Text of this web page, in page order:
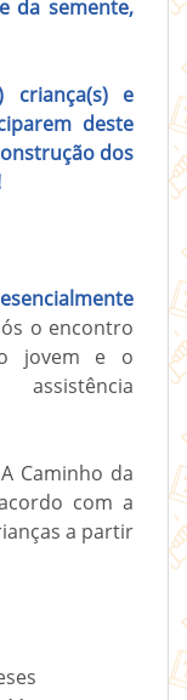
da semente,
criança(s) e
deste
dos
o encontro
o jovem e o
Caminho da
com a
a partir